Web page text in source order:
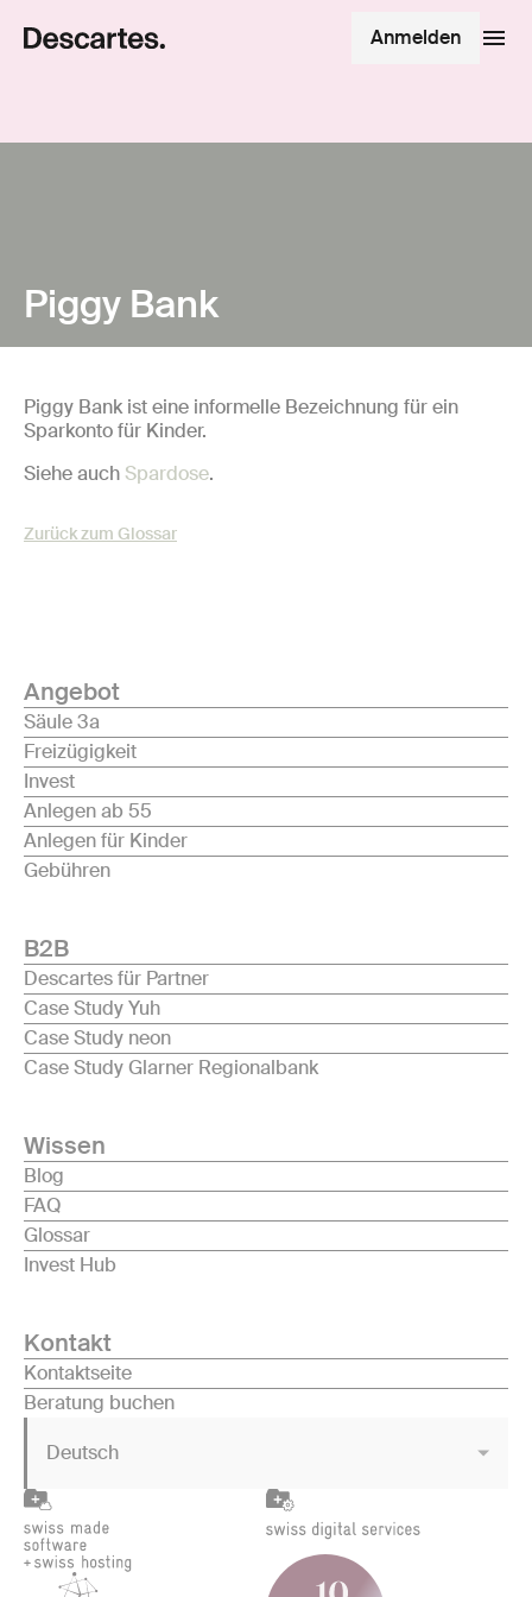
Anmelden
Piggy Bank
Piggy Bank ist eine informelle Bezeichnung für ein
Sparkonto für Kinder.
Siehe auch Spardose.
Zurück zum Glossar
Angebot
Säule 3a
Freizügigkeit
Invest
Anlegen ab 55
Anlegen für Kinder
Gebühren
B2B
Descartes für Partner
Case Study Yuh
Case Study neon
Case Study Glarner Regionalbank
Wissen
Blog
FAQ
Glossar
Invest Hub
Kontakt
Kontaktseite
Beratung buchen
Deutsch